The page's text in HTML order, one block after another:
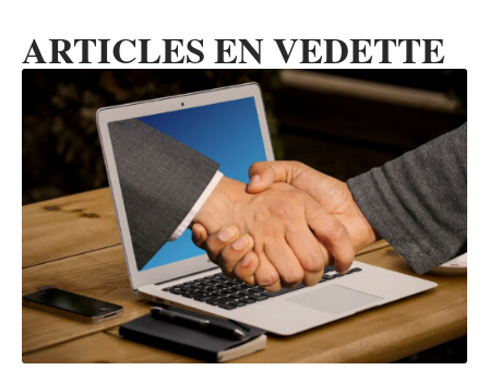
ARTICLES EN VEDETTE